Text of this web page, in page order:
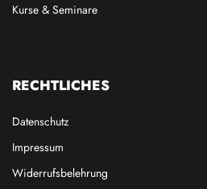
Kurse & Seminare
RECHTLICHES
Datenschutz
Impressum
Widerrufsbelehrung